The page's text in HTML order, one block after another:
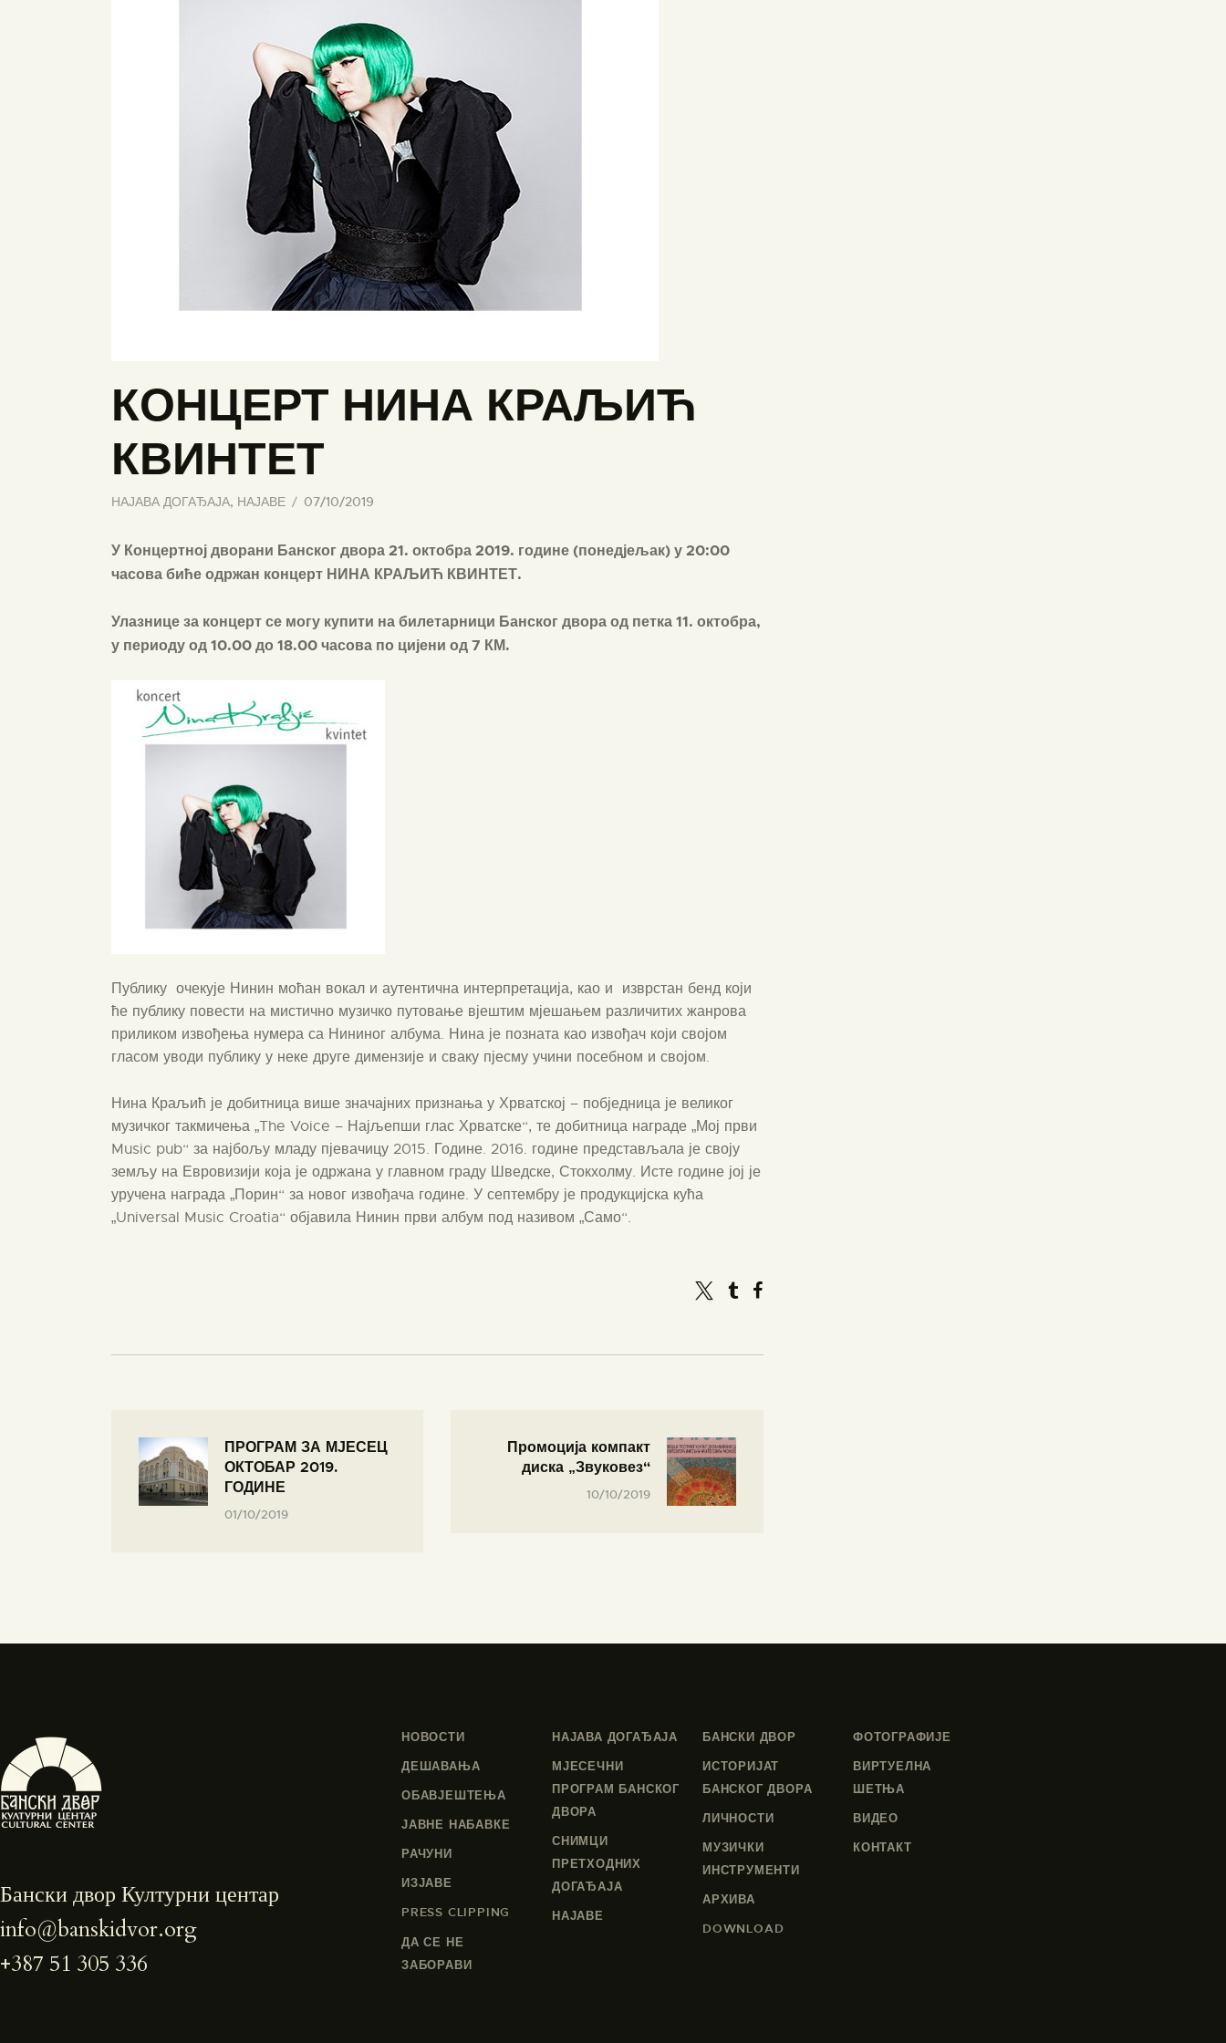
КОНЦЕРТ НИНА КРАЉИЋ
КВИНТЕТ
НАЈАВА ДОГАЂАЈА, НАЈАВЕ 07/10/2019
У Концертној дворани Банског двора 21. октобра 2019. године (понедјељак) у 20:00
часова биће одржан концерт НИНА КРАЉИЋ КВИНТЕТ.
Улазнице за концерт се могу купити на билетарници Банског двора од петка 11. октобра,
у периоду од 10.00 до 18.00 часова по цијени од 7 КМ.
Публику очекује Нинин моћан вокал и аутентична интерпретација, као и изврстан бенд који
ће публику повести на мистично музичко путовање вјештим мјешањем различитих жанрова
приликом извођења нумера са Нининог албума. Нина је позната као извођач који својом
гласом уводи публику у неке друге димензије и сваку пјесму учини посебном и својом.
Нина Краљић је добитница више значајних признања у Хрватској – побједница је великог
музичког такмичења „The Voice – Најљепши глас Хрватске“, те добитница награде „Мој први
Music pub“ за најбољу младу пјевачицу 2015. Године. 2016. године представљала је своју
земљу на Евровизији која је одржана у главном граду Шведске, Стокхолму. Исте године јој је
уручена награда „Порин“ за новог извођача године. У септембру је продукцијска кућа
„Universal Music Croatia“ објавила Нинин први албум под називом „Само“.
ПРОГРАМ ЗА МЈЕСЕЦ
ОКТОБАР 2019.
ГОДИНЕ
01/10/2019
Промоција компакт
диска „Звуковез“
10/10/2019
Бански двор Културни центар
info@banskidvor.org
+387 51 305 336
НОВОСТИ
ДЕШАВАЊА
ОБАВЈЕШТЕЊА
ЈАВНЕ НАБАВКЕ
РАЧУНИ
ИЗЈАВЕ
PRESS CLIPPING
ДА СЕ НЕ
ЗАБОРАВИ
НАЈАВА ДОГАЂАЈА
МЈЕСЕЧНИ
ПРОГРАМ БАНСКОГ
ДВОРА
СНИМЦИ
ПРЕТХОДНИХ
ДОГАЂАЈА
НАЈАВЕ
БАНСКИ ДВОР
ИСТОРИЈАТ
БАНСКОГ ДВОРА
ЛИЧНОСТИ
МУЗИЧКИ
ИНСТРУМЕНТИ
АРХИВА
DOWNLOAD
ФОТОГРАФИЈЕ
ВИРТУЕЛНА
ШЕТЊА
ВИДЕО
КОНТАКТ